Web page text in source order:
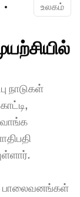
உலகம்
நாடுகள்
வாங்க
பாலைவனங்கள்